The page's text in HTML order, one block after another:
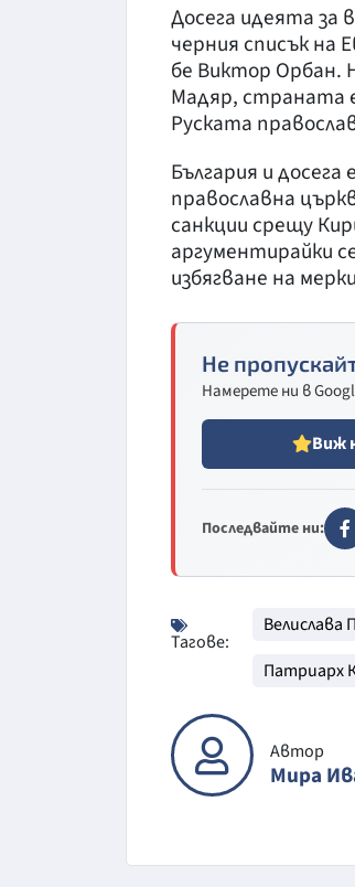
Досега идеята за
черния списък на
бе Виктор Орбан.
Мадяр, страната
Руската
България и
православна
санкции срещу
аргументирайки
избягване на
Не
Намерете ни в
Виж
Последвайте ни:
Тагове:
Велислава
Патриарх
Автор
Мира